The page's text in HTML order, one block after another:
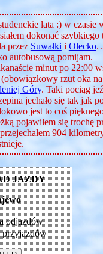
lata :) w czasie
dokonać
przez Suwałki i Olecko.
autobusową pomijam.
minut po 22:00
rzut oka na
Góry. Taki pociąg
jechało się tak jak
jest to coś
pojawiłem się trochę
904
JAZDY
odjazdów